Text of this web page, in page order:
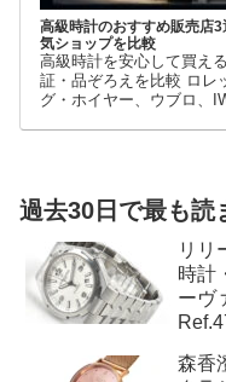
グ・ホイヤー、ウブロ、
セイコーなど、高級時計
過去30日で最も読
時計